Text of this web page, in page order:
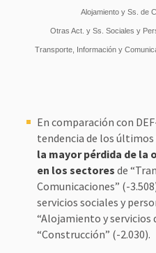
Alojamiento y Ss. de
Otras Act. y Ss. Sociales y
Transporte, Información y
En comparación con
tendencia de los
la mayor pérdida de la
en los sectores de
Comunicaciones” (-
servicios sociales y
“Alojamiento y servicios
“Construcción” (-2.030).